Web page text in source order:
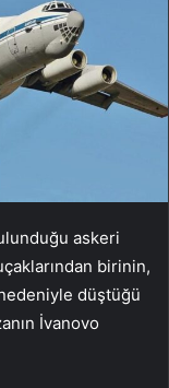
askeri
birinin,
düştüğü
İvanovo